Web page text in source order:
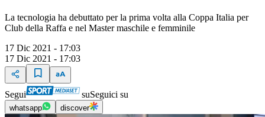
La tecnologia ha debuttato per la prima volta alla Coppa Italia per
Club della Raffa e nel Master maschile e femminile
17 Dic 2021 - 17:03
17 Dic 2021 - 17:03
Segui suSeguici su
whatsapp discover